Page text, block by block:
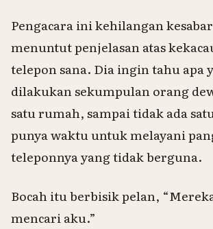
Pengacara ini kehilangan
menuntut penjelasan atas
telepon sana. Dia ingin tahu apa
dilakukan sekumpulan orang
satu rumah, sampai tidak ada
punya waktu untuk melayani
teleponnya yang tidak berguna.
Bocah itu berbisik pelan,
mencari aku.”